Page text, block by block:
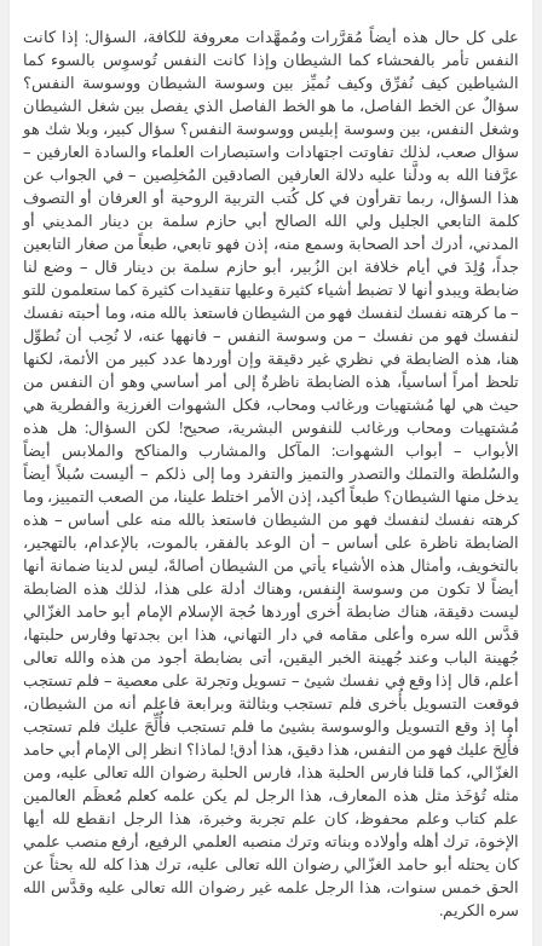
على كل حال هذه أيضاً مُقرَّرات ومُمهَّدات معروفة للكافة، السؤال: إذا كانت
النفس تأمر بالفحشاء كما الشيطان وإذا كانت النفس تُوسوِس بالسوء كما
الشياطين كيف نُفرِّق وكيف نُميِّز بين وسوسة الشيطان ووسوسة النفس؟
سؤالٌ عن الخط الفاصل، ما هو الخط الفاصل الذي يفصل بين شغل الشيطان
وشغل النفس، بين وسوسة إبليس ووسوسة النفس؟ سؤال كبير، وبلا شك هو
سؤال صعب، لذلك تفاوتت اجتهادات واستبصارات العلماء والسادة العارفين –
عرَّفنا الله به ودلَّنا عليه دلالة العارفين الصادقين المُخلِصين – في الجواب عن
هذا السؤال، ربما تقرأون في كل كُتب التربية الروحية أو العرفان أو التصوف
كلمة التابعي الجليل ولي الله الصالح أبي حازم سلمة بن دينار المديني أو
المدني، أدرك أحد الصحابة وسمع منه، إذن فهو تابعي، طبعاً من صغار التابعين
جداً، وُلِدَ في أيام خلافة ابن الزُبير، أبو حازم سلمة بن دينار قال – وضع لنا
ضابطة ويبدو أنها لا تضبط أشياء كثيرة وعليها تنقيدات كثيرة كما ستعلمون للتو
– ما كرهته نفسك لنفسك فهو من الشيطان فاستعذ بالله منه، وما أحبته نفسك
لنفسك فهو من نفسك – من وسوسة النفس – فانهها عنه، لا نُحِب أن نُطوِّل
هنا، هذه الضابطة في نظري غير دقيقة وإن أوردها عدد كبير من الأئمة، لكنها
تلحظ أمراً أساسياً، هذه الضابطة ناظرةٌ إلى أمر أساسي وهو أن النفس من
حيث هي لها مُشتهيات ورغائب ومحاب، فكل الشهوات الغرزية والفطرية هي
مُشتهيات ومحاب ورغائب للنفوس البشرية، صحيح! لكن السؤال: هل هذه
الأبواب – أبواب الشهوات: المآكل والمشارب والمناكح والملابس أيضاً
والسُلطة والتملك والتصدر والتميز والتفرد وما إلى ذلكم – أليست سُبلاً أيضاً
يدخل منها الشيطان؟ طبعاً أكيد، إذن الأمر اختلط علينا، من الصعب التمييز، وما
كرهته نفسك لنفسك فهو من الشيطان فاستعذ بالله منه على أساس – هذه
الضابطة ناظرة على أساس – أن الوعد بالفقر، بالموت، بالإعدام، بالتهجير،
بالتخويف، وأمثال هذه الأشياء يأتي من الشيطان أصالةً، ليس لدينا ضمانة أنها
أيضاً لا تكون من وسوسة النفس، وهناك أدلة على هذا، لذلك هذه الضابطة
ليست دقيقة، هناك ضابطة أُخرى أوردها حُجة الإسلام الإمام أبو حامد الغزّالي
قدَّس الله سره وأعلى مقامه في دار التهاني، هذا ابن بجدتها وفارس حلبتها،
جُهينة الباب وعند جُهينة الخبر اليقين، أتى بضابطة أجود من هذه والله تعالى
أعلم، قال إذا وقع في نفسك شيئ – تسويل وتجرئة على معصية – فلم تستجب
فوقعت التسويل بأُخرى فلم تستجب وبثالثة وبرابعة فاعلم أنه من الشيطان،
أما إذ وقع التسويل والوسوسة بشيئ ما فلم تستجب فأُلِّحَ عليك فلم تستجب
فأُلِحَ عليك فهو من النفس، هذا دقيق، هذا أدق! لماذا؟ انظر إلى الإمام أبي حامد
الغزّالي، كما قلنا فارس الحلبة هذا، فارس الحلبة رضوان الله تعالى عليه، ومن
مثله تُؤخَذ مثل هذه المعارف، هذا الرجل لم يكن علمه كعلم مُعظَم العالمين
علم كتاب وعلم محفوظ، كان علم تجربة وخبرة، هذا الرجل انقطع لله أيها
الإخوة، ترك أهله وأولاده وبناته وترك منصبه العلمي الرفيع، أرفع منصب علمي
كان يحتله أبو حامد الغزّالي رضوان الله تعالى عليه، ترك هذا كله لله بحثاً عن
الحق خمس سنوات، هذا الرجل علمه غير رضوان الله تعالى عليه وقدَّس الله
سره الكريم.